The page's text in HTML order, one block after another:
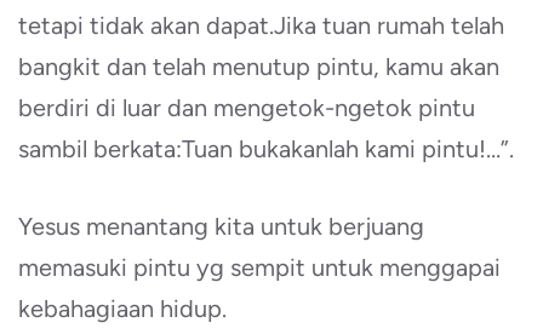
tetapi tidak akan dapat.Jika tuan rumah telah
bangkit dan telah menutup pintu, kamu akan
berdiri di luar dan mengetok-ngetok pintu
sambil berkata:Tuan bukakanlah kami pintu!…”.
Yesus menantang kita untuk berjuang
memasuki pintu yg sempit untuk menggapai
kebahagiaan hidup.